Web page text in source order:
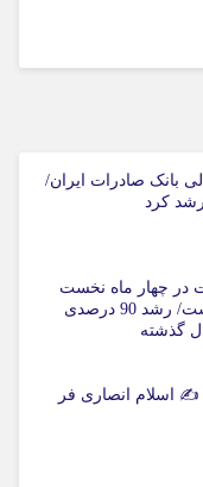
بانک صادرات ایران/
در چهار ماه نخست
امسال از 14.5 همت گذشت/ رشد 90 درصدی
گذشته